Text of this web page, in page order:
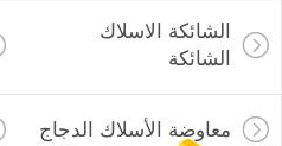
الشائكة الاسلاك
الشائكة
معاوضة الأسلاك الدجاج